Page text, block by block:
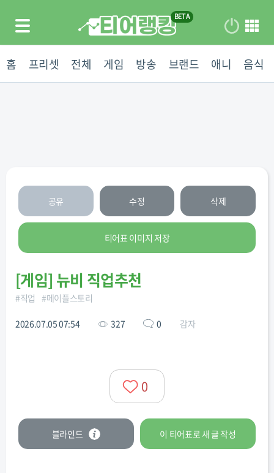
홈 프리셋 전체 게임 방송 브랜드 애니 음식
공유 수정 삭제
티어표 이미지 저장
[게임] 뉴비 직업추천
#직업 #메이플스토리
2026.07.05 07:54 327 0 감자
0
블라인드 이 티어표로 새 글 작성